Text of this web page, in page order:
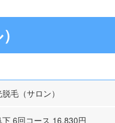
毛（サロン）
下 6回コース 16,830円